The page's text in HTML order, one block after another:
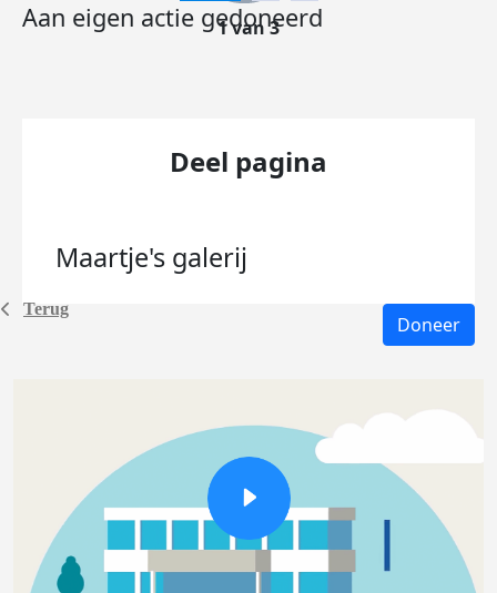
Terug
Aan eigen actie gedoneerd
1 van 3
Deel pagina
Maartje's galerij
Doneer